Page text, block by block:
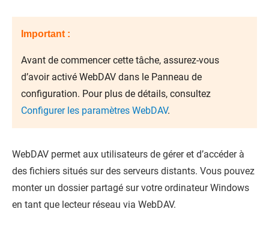
Important :
Avant de commencer cette tâche, assurez-vous
d’avoir activé WebDAV dans le Panneau de
configuration. Pour plus de détails, consultez
Configurer les paramètres WebDAV.
WebDAV permet aux utilisateurs de gérer et d’accéder à
des fichiers situés sur des serveurs distants. Vous pouvez
monter un dossier partagé sur votre ordinateur Windows
en tant que lecteur réseau via WebDAV.